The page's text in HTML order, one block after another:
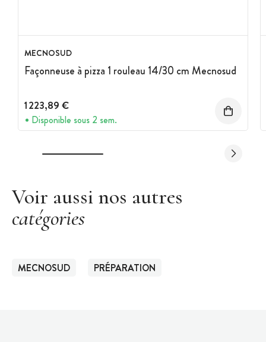
MECNOSUD
Façonneuse à pizza 1 rouleau 14/30 cm Mecnosud
1 223,89 €
Disponible sous 2 sem.
Voir aussi nos autres
catégories
MECNOSUD PRÉPARATION